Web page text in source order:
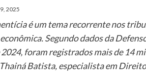
2025
é um tema recorrente nos
Segundo dados da
foram registrados mais de 14
Batista, especialista em